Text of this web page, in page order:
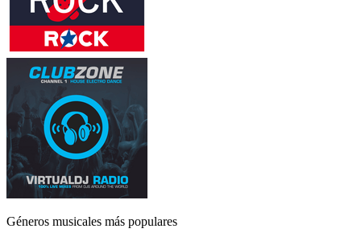
Géneros musicales más populares